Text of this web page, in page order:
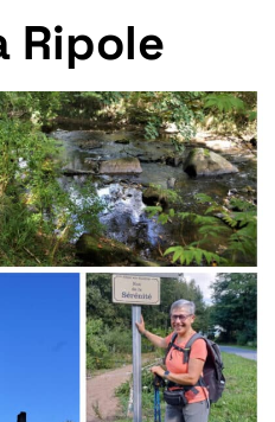
Ripole